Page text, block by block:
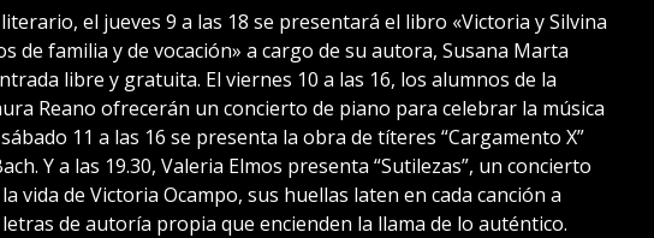
el jueves 9 a las 18 se presentará el libro «Victoria y Silvina
de familia y de vocación» a cargo de su autora, Susana Marta
libre y gratuita. El viernes 10 a las 16, los alumnos de la
Reano ofrecerán un concierto de piano para celebrar la música
11 a las 16 se presenta la obra de títeres “Cargamento X”
Y a las 19.30, Valeria Elmos presenta “Sutilezas”, un concierto
vida de Victoria Ocampo, sus huellas laten en cada canción a
de autoría propia que encienden la llama de lo auténtico.